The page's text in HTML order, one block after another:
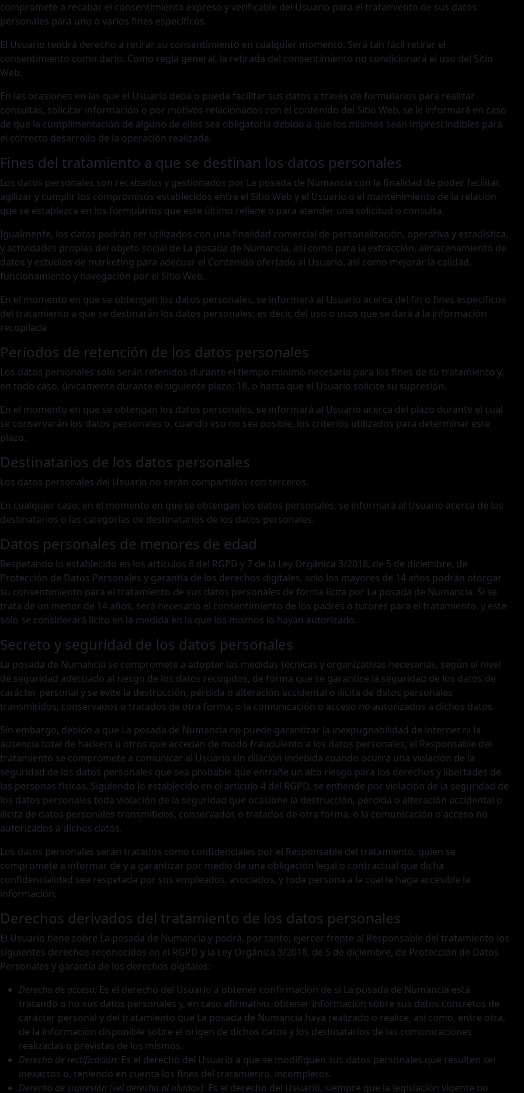
compromete a recabar el consentimiento expreso y verificable del Usuario para el tratamiento de sus datos
personales para uno o varios fines específicos.
El Usuario tendrá derecho a retirar su consentimiento en cualquier momento. Será tan fácil retirar el
consentimiento como darlo. Como regla general, la retirada del consentimiento no condicionará el uso del Sitio
Web.
En las ocasiones en las que el Usuario deba o pueda facilitar sus datos a través de formularios para realizar
consultas, solicitar información o por motivos relacionados con el contenido del Sitio Web, se le informará en caso
de que la cumplimentación de alguno de ellos sea obligatoria debido a que los mismos sean imprescindibles para
el correcto desarrollo de la operación realizada.
Fines del tratamiento a que se destinan los datos personales
Los datos personales son recabados y gestionados por La posada de Numancia con la finalidad de poder facilitar,
agilizar y cumplir los compromisos establecidos entre el Sitio Web y el Usuario o el mantenimiento de la relación
que se establezca en los formularios que este último rellene o para atender una solicitud o consulta.
Igualmente, los datos podrán ser utilizados con una finalidad comercial de personalización, operativa y estadística,
y actividades propias del objeto social de La posada de Numancia, así como para la extracción, almacenamiento de
datos y estudios de marketing para adecuar el Contenido ofertado al Usuario, así como mejorar la calidad,
funcionamiento y navegación por el Sitio Web.
En el momento en que se obtengan los datos personales, se informará al Usuario acerca del fin o fines específicos
del tratamiento a que se destinarán los datos personales; es decir, del uso o usos que se dará a la información
recopilada.
Períodos de retención de los datos personales
Los datos personales solo serán retenidos durante el tiempo mínimo necesario para los fines de su tratamiento y,
en todo caso, únicamente durante el siguiente plazo: 18, o hasta que el Usuario solicite su supresión.
En el momento en que se obtengan los datos personales, se informará al Usuario acerca del plazo durante el cual
se conservarán los datos personales o, cuando eso no sea posible, los criterios utilizados para determinar este
plazo.
Destinatarios de los datos personales
Los datos personales del Usuario no serán compartidos con terceros.
En cualquier caso, en el momento en que se obtengan los datos personales, se informará al Usuario acerca de los
destinatarios o las categorías de destinatarios de los datos personales.
Datos personales de menores de edad
Respetando lo establecido en los artículos 8 del RGPD y 7 de la Ley Orgánica 3/2018, de 5 de diciembre, de
Protección de Datos Personales y garantía de los derechos digitales, solo los mayores de 14 años podrán otorgar
su consentimiento para el tratamiento de sus datos personales de forma lícita por La posada de Numancia. Si se
trata de un menor de 14 años, será necesario el consentimiento de los padres o tutores para el tratamiento, y este
solo se considerará lícito en la medida en la que los mismos lo hayan autorizado.
Secreto y seguridad de los datos personales
La posada de Numancia se compromete a adoptar las medidas técnicas y organizativas necesarias, según el nivel
de seguridad adecuado al riesgo de los datos recogidos, de forma que se garantice la seguridad de los datos de
carácter personal y se evite la destrucción, pérdida o alteración accidental o ilícita de datos personales
transmitidos, conservados o tratados de otra forma, o la comunicación o acceso no autorizados a dichos datos.
Sin embargo, debido a que La posada de Numancia no puede garantizar la inexpugnabilidad de internet ni la
ausencia total de hackers u otros que accedan de modo fraudulento a los datos personales, el Responsable del
tratamiento se compromete a comunicar al Usuario sin dilación indebida cuando ocurra una violación de la
seguridad de los datos personales que sea probable que entrañe un alto riesgo para los derechos y libertades de
las personas físicas. Siguiendo lo establecido en el artículo 4 del RGPD, se entiende por violación de la seguridad de
los datos personales toda violación de la seguridad que ocasione la destrucción, pérdida o alteración accidental o
ilícita de datos personales transmitidos, conservados o tratados de otra forma, o la comunicación o acceso no
autorizados a dichos datos.
Los datos personales serán tratados como confidenciales por el Responsable del tratamiento, quien se
compromete a informar de y a garantizar por medio de una obligación legal o contractual que dicha
confidencialidad sea respetada por sus empleados, asociados, y toda persona a la cual le haga accesible la
información.
Derechos derivados del tratamiento de los datos personales
El Usuario tiene sobre La posada de Numancia y podrá, por tanto, ejercer frente al Responsable del tratamiento los
siguientes derechos reconocidos en el RGPD y la Ley Orgánica 3/2018, de 5 de diciembre, de Protección de Datos
Personales y garantía de los derechos digitales:
Derecho de acceso: Es el derecho del Usuario a obtener confirmación de si La posada de Numancia está
tratando o no sus datos personales y, en caso afirmativo, obtener información sobre sus datos concretos de
carácter personal y del tratamiento que La posada de Numancia haya realizado o realice, así como, entre otra,
de la información disponible sobre el origen de dichos datos y los destinatarios de las comunicaciones
realizadas o previstas de los mismos.
Derecho de rectificación: Es el derecho del Usuario a que se modifiquen sus datos personales que resulten ser
inexactos o, teniendo en cuenta los fines del tratamiento, incompletos.
Derecho de supresión («el derecho al olvido»): Es el derecho del Usuario, siempre que la legislación vigente no